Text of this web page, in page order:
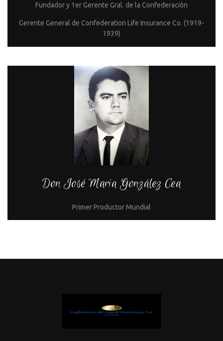
Fundador y 1er Gerente Gral. de la Confederación
Gerente General de Confederation Life Insurance Co. (1919-
1939)
Don José Maria González Cea
Primer Productor Mundial